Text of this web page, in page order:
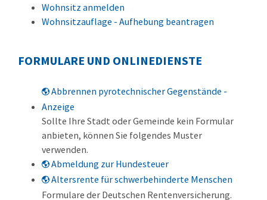
Wohnsitz anmelden
Wohnsitzauflage - Aufhebung beantragen
FORMULARE UND ONLINEDIENSTE
Abbrennen pyrotechnischer Gegenstände -
Anzeige
Sollte Ihre Stadt oder Gemeinde kein Formular
anbieten, können Sie folgendes Muster
verwenden.
Abmeldung zur Hundesteuer
Altersrente für schwerbehinderte Menschen
Formulare der Deutschen Rentenversicherung.